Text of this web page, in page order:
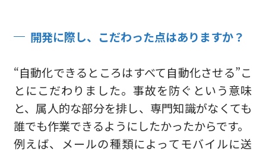
開発に際し、こだわった点はありますか？
“自動化できるところはすべて自動化させる”こ
とにこだわりました。事故を防ぐという意味
と、属人的な部分を排し、専門知識がなくても
誰でも作業できるようにしたかったからです。
例えば、メールの種類によってモバイルに送